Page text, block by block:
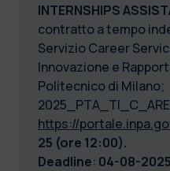
INTERNSHIPS
contratto a tempo
Servizio Career
Innovazione e
Politecnico di Milano;
https://
25 (ore 12:00).
Deadline: 04-08-2025